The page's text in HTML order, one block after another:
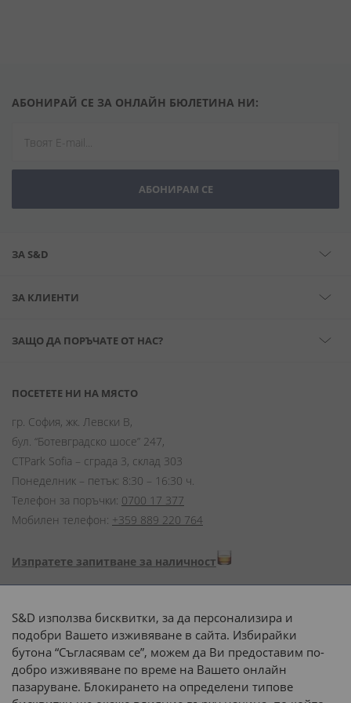
АБОНИРАЙ СЕ ЗА ОНЛАЙН БЮЛЕТИНА НИ:
АБОНИРАМ СЕ
ЗА S&D
ЗА КЛИЕНТИ
ЗАЩО ДА ПОРЪЧАТЕ ОТ НАС?
ПОСЕТЕТЕ НИ НА МЯСТО
гр. София, жк. Левски В,
бул. “Ботевградско шосе” 247,
CTPark Sofia – сграда 3, склад 303
Понеделник – петък: 8:30 – 16:30 ч.
Телефон за поръчки: 0700 17 377
Мобилен телефон: +359 889 220 764
Изпратете запитване за наличност
Начини на плащане:
Доставка до адрес с:
S&D използва бисквитки, за да персонализира и
подобри Вашето изживяване в сайта. Избирайки
бутона “Съгласявам се”, можем да Ви предоставим по-
добро изживяване по време на Вашето онлайн
пазаруване. Блокирането на определени типове